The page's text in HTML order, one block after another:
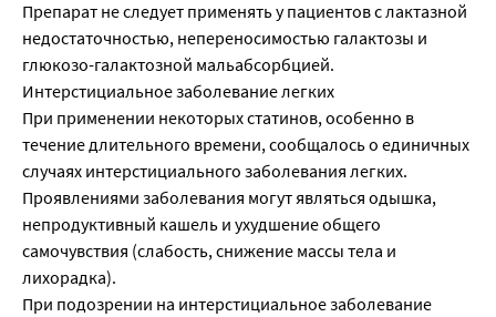
Препарат не следует применять у пациентов с лактазной
недостаточностью, непереносимостью галактозы и
глюкозо-галактозной мальабсорбцией.
Интерстициальное заболевание легких
При применении некоторых статинов, особенно в
течение длительного времени, сообщалось о единичных
случаях интерстициального заболевания легких.
Проявлениями заболевания могут являться одышка,
непродуктивный кашель и ухудшение общего
самочувствия (слабость, снижение массы тела и
лихорадка).
При подозрении на интерстициальное заболевание